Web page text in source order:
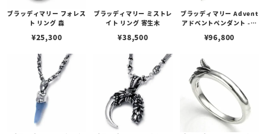
ブラッディマリー フォレス
ト リング 森
¥25,300
ブラッディマリー ミストレ
イト リング 寄生木
¥38,500
ブラッディマリー Advent
アドベントペンダント -到
¥96,800